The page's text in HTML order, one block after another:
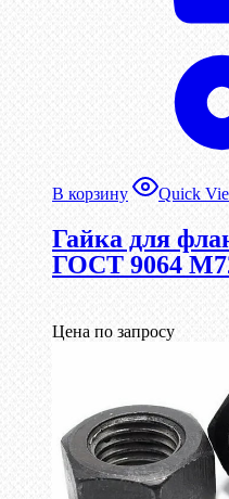
В корзину Quick
Гайка для
ГОСТ 9064
Цена по запросу